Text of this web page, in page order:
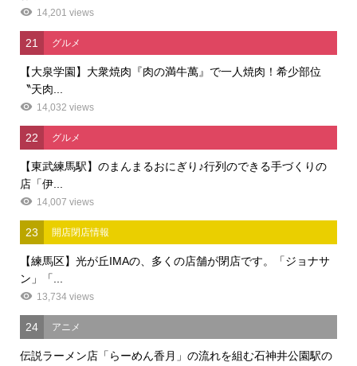
14,201 views
21 グルメ
【大泉学園】大衆焼肉『肉の満牛萬』で一人焼肉！希少部位
〝天肉...
14,032 views
22 グルメ
【東武練馬駅】のまんまるおにぎり♪行列のできる手づくりの
店「伊...
14,007 views
23 開店閉店情報
【練馬区】光が丘IMAの、多くの店舗が閉店です。「ジョナサ
ン」「...
13,734 views
24 アニメ
伝説ラーメン店「らーめん香月」の流れを組む石神井公園駅の